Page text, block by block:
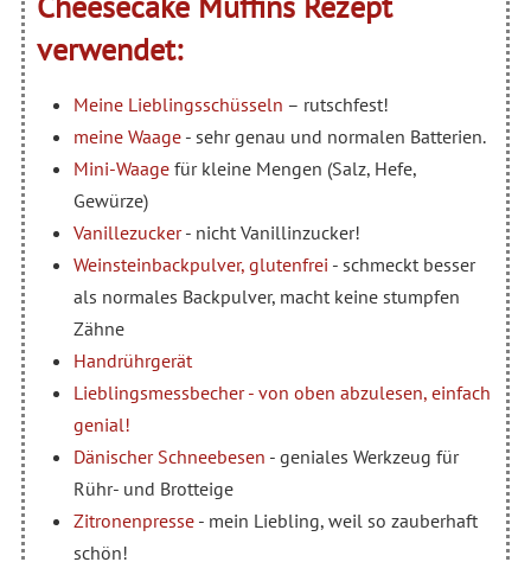
verwendet:
Meine Lieblingsschüsseln – rutschfest!
meine Waage- sehr genau und normalen Batterien.
Mini-Waagefür kleine Mengen (Salz, Hefe,
Gewürze)
Vanillezucker- nicht Vanillinzucker!
Weinsteinbackpulver, glutenfrei - schmeckt besser
als normales Backpulver, macht keine stumpfen
Zähne
Handrührgerät
Lieblingsmessbecher - von oben abzulesen, einfach
genial!
Dänischer Schneebesen - geniales Werkzeug für
Rühr- und Brotteige
Zitronenpresse- mein Liebling, weil so zauberhaft
schön!